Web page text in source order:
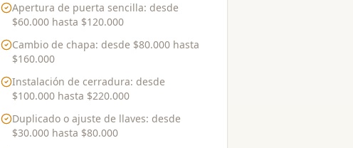
Apertura de puerta sencilla: desde
$60.000hasta $120.000
Cambio de chapa: desde $80.000hasta
$160.000
Instalación de cerradura: desde
$100.000hasta $220.000
Duplicado o ajuste de llaves: desde
$30.000hasta $80.000